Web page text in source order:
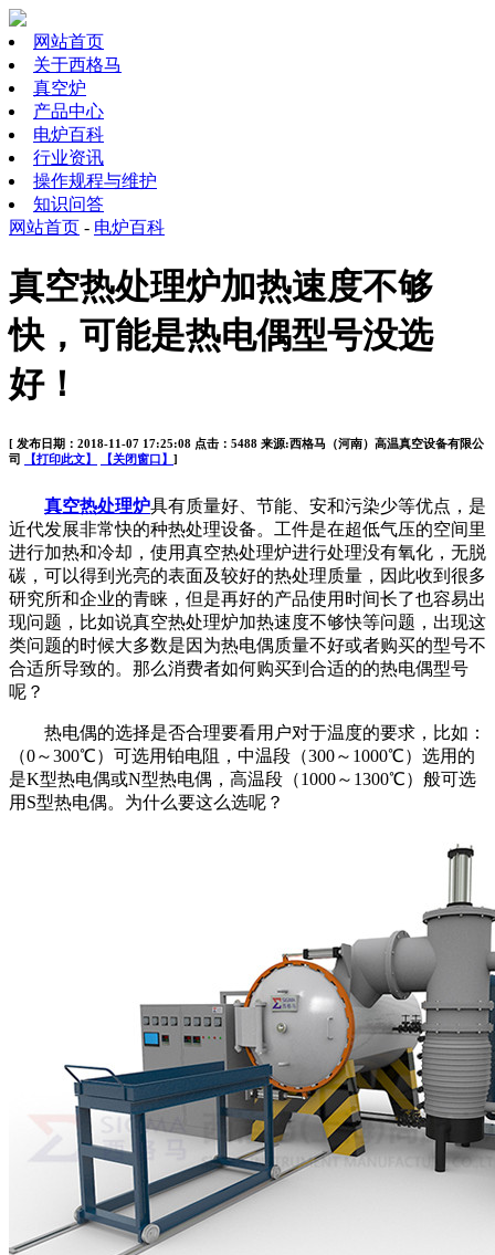
网站首页
关于西格马
真空炉
产品中心
电炉百科
行业资讯
操作规程与维护
知识问答
网站首页 - 电炉百科
真空热处理炉加热速度不够
快，可能是热电偶型号没选
好！
[ 发布日期：2018-11-07 17:25:08 点击：5488 来源:西格马（河南）高温真空设备有限公
司
【打印此文】 【关闭窗口】 ]
真空热处理炉具有质量好、节能、安和污染少等优点，是
近代发展非常快的种热处理设备。工件是在超低气压的空间里
进行加热和冷却，使用真空热处理炉进行处理没有氧化，无脱
碳，可以得到光亮的表面及较好的热处理质量，因此收到很多
研究所和企业的青睐，但是再好的产品使用时间长了也容易出
现问题，比如说真空热处理炉加热速度不够快等问题，出现这
类问题的时候大多数是因为热电偶质量不好或者购买的型号不
合适所导致的。那么消费者如何购买到合适的的热电偶型号
呢？
热电偶的选择是否合理要看用户对于温度的要求，比如：
（0～300℃）可选用铂电阻，中温段（300～ 1000℃）选用的
是K型热电偶或N型热电偶，高温段（1000～ 1300℃）般可选
用 S型热电偶。为什么要这么选呢？